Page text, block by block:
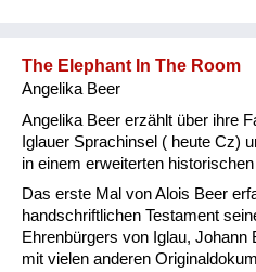
The Elephant In The Room
Angelika Beer
Angelika Beer erzählt über ihre
Iglauer Sprachinsel ( heute Cz)
in einem erweiterten
Das erste Mal von Alois Beer
handschriftlichen Testament
Ehrenbürgers von Iglau, Johann
mit vielen anderen